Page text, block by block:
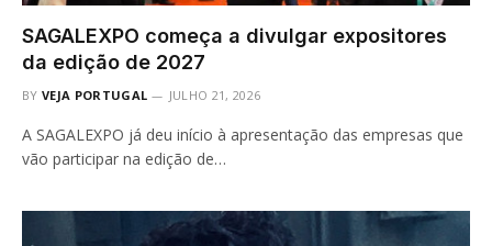
SAGALEXPO começa a divulgar expositores
da edição de 2027
BY VEJA PORTUGAL JULHO 21, 2026
A SAGALEXPO já deu início à apresentação das empresas que
vão participar na edição de…